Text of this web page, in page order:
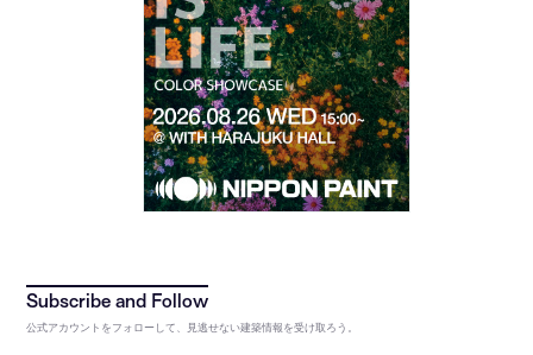
公式アカウントをフォローして、見逃せない建築情報を受け取ろう。